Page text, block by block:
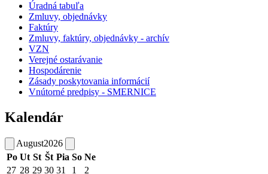
Úradná tabuľa
Zmluvy, objednávky
Faktúry
Zmluvy, faktúry, objednávky - archív
VZN
Verejné ostarávanie
Hospodárenie
Zásady poskytovania informácií
Vnútorné predpisy - SMERNICE
Kalendár
August2026
Po Ut St Št Pia So Ne
27 28 29 30 31 1
2